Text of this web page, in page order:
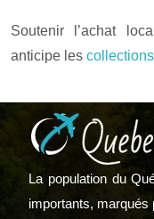
Soutenir l’achat
anticipe les
La population du
importants, marqués